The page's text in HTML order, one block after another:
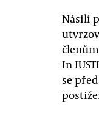
Násilí
In
se